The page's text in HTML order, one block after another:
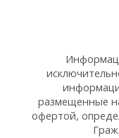
размещенные
офертой,